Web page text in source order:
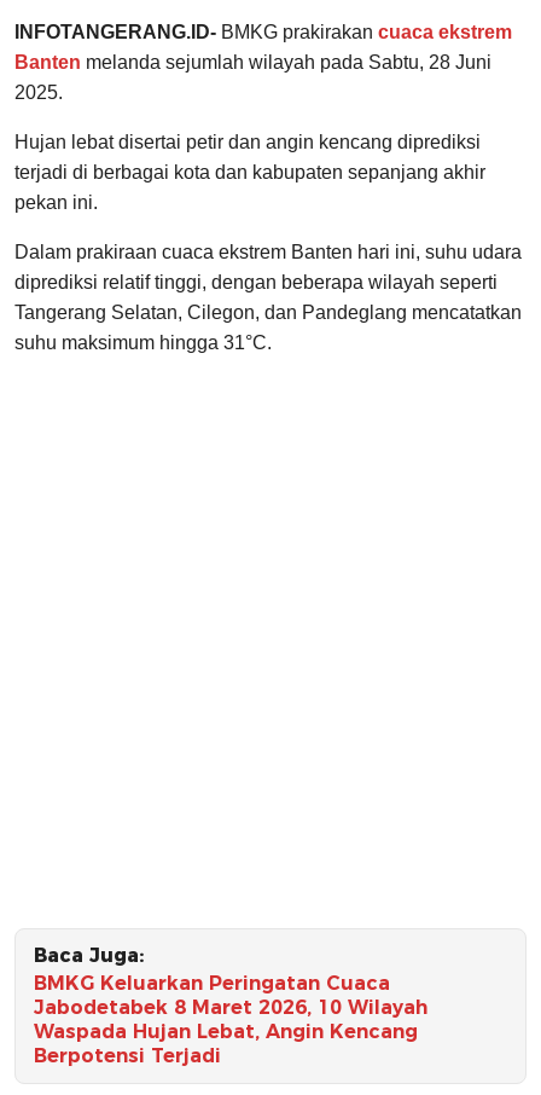
INFOTANGERANG.ID- BMKG prakirakan cuaca ekstrem
Banten melanda sejumlah wilayah pada Sabtu, 28 Juni
2025.
Hujan lebat disertai petir dan angin kencang diprediksi
terjadi di berbagai kota dan kabupaten sepanjang akhir
pekan ini.
Dalam prakiraan cuaca ekstrem Banten hari ini, suhu udara
diprediksi relatif tinggi, dengan beberapa wilayah seperti
Tangerang Selatan, Cilegon, dan Pandeglang mencatatkan
suhu maksimum hingga 31°C.
Baca Juga:
BMKG Keluarkan Peringatan Cuaca
Jabodetabek 8 Maret 2026, 10 Wilayah
Waspada Hujan Lebat, Angin Kencang
Berpotensi Terjadi